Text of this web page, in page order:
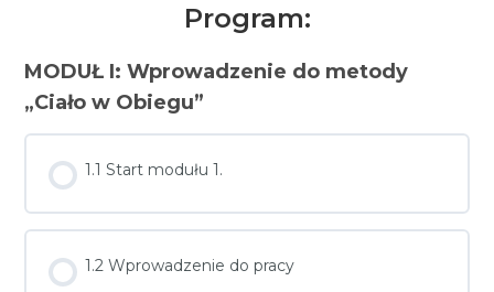
Program:
MODUŁ I: Wprowadzenie do metody
„Ciało w Obiegu”
1.1 Start modułu 1.
1.2 Wprowadzenie do pracy